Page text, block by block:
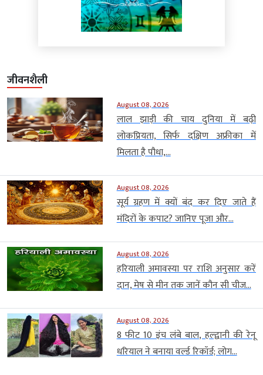
जीवनशैली
August 08, 2026
लाल झाड़ी की चाय दुनिया में बढ़ी
लोकप्रियता, सिर्फ दक्षिण अफ्रीका में
मिलता है पौधा,...
August 08, 2026
सूर्य ग्रहण में क्यों बंद कर दिए जाते हैं
मंदिरों के कपाट? जानिए पूजा और...
August 08, 2026
हरियाली अमावस्या पर राशि अनुसार करें
दान, मेष से मीन तक जानें कौन सी चीज...
August 08, 2026
8 फीट 10 इंच लंबे बाल, हल्द्वानी की रेनू
धरियाल ने बनाया वर्ल्ड रिकॉर्ड; लोग...